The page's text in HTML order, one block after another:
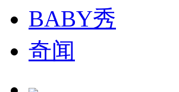
BABY秀
奇闻